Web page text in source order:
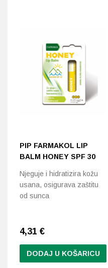
PIP FARMAKOL LIP
BALM HONEY SPF 30
Njeguje i hidratizira kožu
usana, osigurava zaštitu
od sunca
4,31 €
DODAJ U KOŠARICU